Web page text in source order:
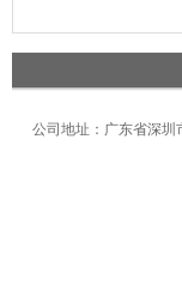
公司地址：广东省深